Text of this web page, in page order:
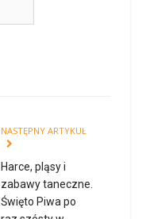
NASTĘPNY ARTYKUŁ
Harce, pląsy i
zabawy taneczne.
Święto Piwa po